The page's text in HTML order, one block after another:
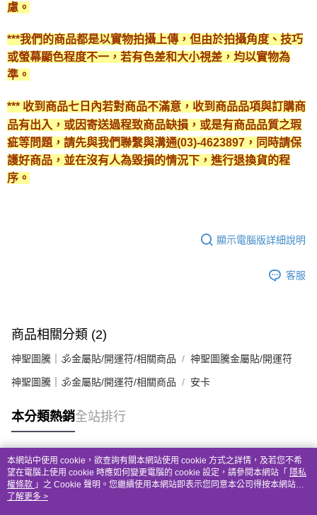
慮。
***我們的商品都是以實物拍攝上傳，但由於拍攝角度、技巧
或螢幕顯色程度不一，若有色差和大小視差，均以實物為
準。
*** 收到商品七日內若對商品不滿意，收到商品品項與訂購商
品有出入，或因寄送過程致商品缺損，或是有商品品質之瑕
疵等問題，請先與我們聯繫與溝通(03)-4623897，同時請保
護好商品，並在沒有人為毀損的情況下，進行退換貨的程
序。
顯示電腦版詳細說明
客服
商品相關分類 (2)
神聖圖騰｜🕉金屬貼/開運符/相關商品 神聖圖騰金屬貼/開運符
神聖圖騰｜🕉金屬貼/開運符/相關商品 安卡
本分類熱銷全站排行
熱門標籤
本網站中使用 cookie，欲查詢有關本網站使用 cookie 方式之詳情，及若您不希
望在電腦上使用 cookie 時應如何變更電腦的 cookie 設定，請參閱本網站「 隱私
權條款 」之 Cookie 聲明。您繼續使用本網站即表示您同意本公司得按本網站使
用條款之 Cookie 聲明使用 cookie。
了解更多 >